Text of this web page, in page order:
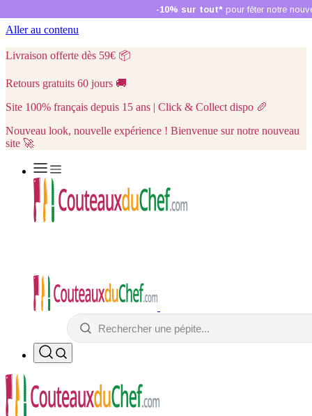
Aller au contenu
Livraison offerte dès 59€ 📦
Retours gratuits 60 jours 🚚
Site 100% français depuis 15 ans | Click & Collect dispo 🥖
Nouveau look, nouvelle expérience ! Bienvenue sur notre nouveau
site 🚀